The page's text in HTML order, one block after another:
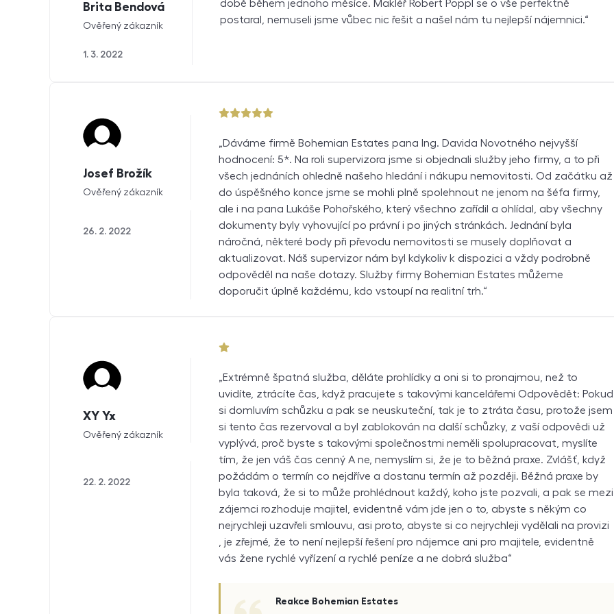
Brita Bendová
Ověřený zákazník
1. 3. 2022
době během jednoho měsíce. Makléř Robert Poppl se o vše perfektně
postaral, nemuseli jsme vůbec nic řešit a našel nám tu nejlepší nájemnici.
Josef Brožík
Ověřený zákazník
5 z 5
26. 2. 2022
Dáváme firmě Bohemian Estates pana Ing. Davida Novotného nejvyšší
hodnocení: 5*. Na roli supervizora jsme si objednali služby jeho firmy, a to při
všech jednáních ohledně našeho hledání i nákupu nemovitosti. Od začátku až
do úspěšného konce jsme se mohli plně spolehnout ne jenom na šéfa firmy,
ale i na pana Lukáše Pohořského, který všechno zařídil a ohlídal, aby všechny
dokumenty byly vyhovující po právní i po jiných stránkách. Jednání byla
náročná, některé body při převodu nemovitosti se musely doplňovat a
aktualizovat. Náš supervizor nám byl kdykoliv k dispozici a vždy podrobně
odpověděl na naše dotazy. Služby firmy Bohemian Estates můžeme
doporučit úplně každému, kdo vstoupí na realitní trh.
XY Yx
Ověřený zákazník
1 z 5
22. 2. 2022
Extrémně špatná služba, děláte prohlídky a oni si to pronajmou, než to
uvidíte, ztrácíte čas, když pracujete s takovými kancelářemi Odpovědět: Pokud
si domluvím schůzku a pak se neuskuteční, tak je to ztráta času, protože jsem
si tento čas rezervoval a byl zablokován na další schůzky, z vaší odpovědi už
vyplývá, proč byste s takovými společnostmi neměli spolupracovat, myslíte
tím, že jen váš čas cenný A ne, nemyslím si, že je to běžná praxe. Zvlášť, když
požádám o termín co nejdříve a dostanu termín až později. Běžná praxe by
byla taková, že si to může prohlédnout každý, koho jste pozvali, a pak se mezi
zájemci rozhoduje majitel, evidentně vám jde jen o to, abyste s někým co
nejrychleji uzavřeli smlouvu, asi proto, abyste si co nejrychleji vydělali na provizi
, je zřejmé, že to není nejlepší řešení pro nájemce ani pro majitele, evidentně
vás žene rychlé vyřízení a rychlé peníze a ne dobrá služba
Reakce Bohemian Estates